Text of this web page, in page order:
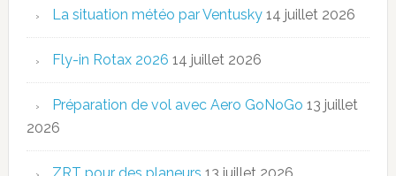
La situation météo par Ventusky 14 juillet 2026
Fly-in Rotax 2026 14 juillet 2026
Préparation de vol avec Aero GoNoGo 13 juillet
2026